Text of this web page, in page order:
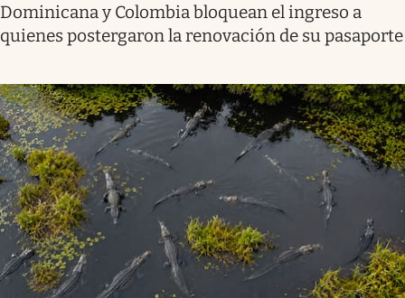
Dominicana y Colombia bloquean el ingreso a
quienes postergaron la renovación de su pasaporte